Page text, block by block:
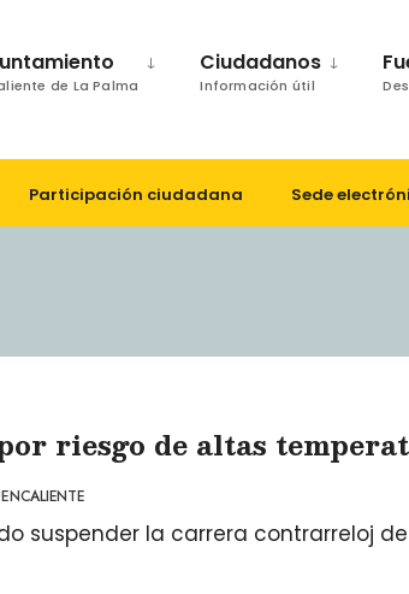
de La Palma
Ciudadanos
Información útil
Participación ciudadana Sede
riesgo de altas
suspender la carrera contrarreloj de